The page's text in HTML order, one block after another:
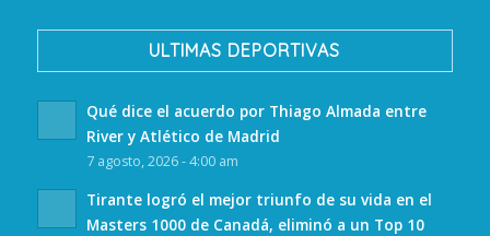
ULTIMAS DEPORTIVAS
Qué dice el acuerdo por Thiago Almada entre
River y Atlético de Madrid
7 agosto, 2026 - 4:00 am
Tirante logró el mejor triunfo de su vida en el
Masters 1000 de Canadá, eliminó a un Top 10